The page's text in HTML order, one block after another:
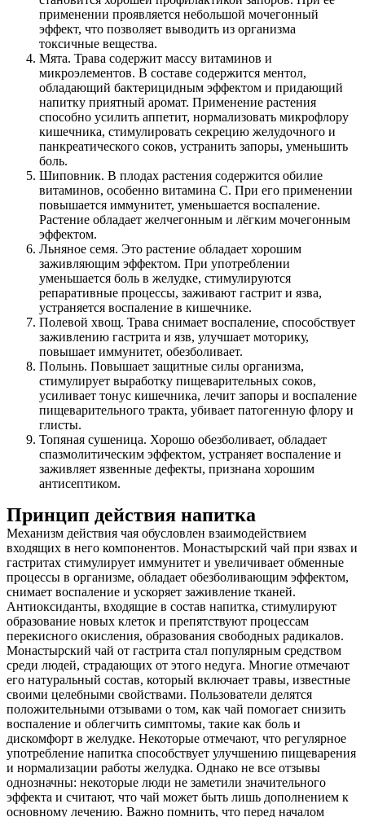
Статьи
Контакты
применении проявляется небольшой мочегонный
эффект, что позволяет выводить из организма
токсичные вещества.
Мята. Трава содержит массу витаминов и
микроэлементов. В составе содержится ментол,
обладающий бактерицидным эффектом и придающий
напитку приятный аромат. Применение растения
способно усилить аппетит, нормализовать микрофлору
кишечника, стимулировать секрецию желудочного и
панкреатического соков, устранить запоры, уменьшить
боль.
Шиповник. В плодах растения содержится обилие
витаминов, особенно витамина С. При его применении
повышается иммунитет, уменьшается воспаление.
Растение обладает желчегонным и лёгким мочегонным
эффектом.
Льняное семя. Это растение обладает хорошим
заживляющим эффектом. При употреблении
уменьшается боль в желудке, стимулируются
репаративные процессы, заживают гастрит и язва,
устраняется воспаление в кишечнике.
Полевой хвощ. Трава снимает воспаление, способствует
заживлению гастрита и язв, улучшает моторику,
повышает иммунитет, обезболивает.
Полынь. Повышает защитные силы организма,
стимулирует выработку пищеварительных соков,
усиливает тонус кишечника, лечит запоры и воспаление
пищеварительного тракта, убивает патогенную флору и
глисты.
Топяная сушеница. Хорошо обезболивает, обладает
спазмолитическим эффектом, устраняет воспаление и
заживляет язвенные дефекты, признана хорошим
антисептиком.
Принцип действия напитка
Механизм действия чая обусловлен взаимодействием
входящих в него компонентов. Монастырский чай при язвах и
гастритах стимулирует иммунитет и увеличивает обменные
процессы в организме, обладает обезболивающим эффектом,
снимает воспаление и ускоряет заживление тканей.
Антиоксиданты, входящие в состав напитка, стимулируют
образование новых клеток и препятствуют процессам
перекисного окисления, образования свободных радикалов.
Монастырский чай от гастрита стал популярным средством
среди людей, страдающих от этого недуга. Многие отмечают
его натуральный состав, который включает травы, известные
своими целебными свойствами. Пользователи делятся
положительными отзывами о том, как чай помогает снизить
воспаление и облегчить симптомы, такие как боль и
дискомфорт в желудке. Некоторые отмечают, что регулярное
употребление напитка способствует улучшению пищеварения
и нормализации работы желудка. Однако не все отзывы
однозначны: некоторые люди не заметили значительного
эффекта и считают, что чай может быть лишь дополнением к
основному лечению. Важно помнить, что перед началом